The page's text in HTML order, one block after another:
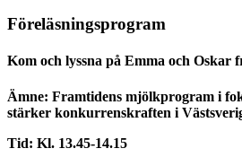
Föreläsningsprogram
Kom och lyssna på Emma och Oskar
Ämne: Framtidens mjölkprogram i
stärker konkurrenskraften i
Tid: Kl. 13.45-14.15